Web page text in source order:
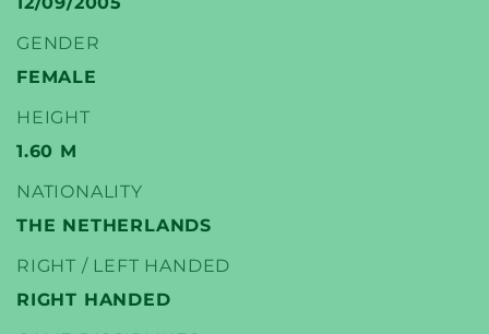
GENDER
FEMALE
HEIGHT
1.60 M
NATIONALITY
THE NETHERLANDS
RIGHT / LEFT HANDED
RIGHT HANDED